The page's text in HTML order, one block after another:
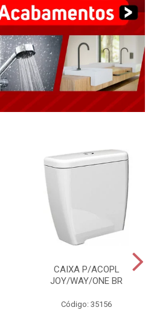
CAIXA P/ACOPL
JOY/WAY/ONE BR
Código: 35156